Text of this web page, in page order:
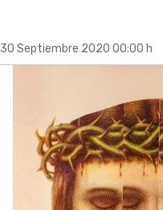
30 Septiembre 2020 00:00 h